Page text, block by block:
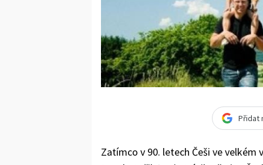
Přidat
Zatímco v 90. letech Češi ve